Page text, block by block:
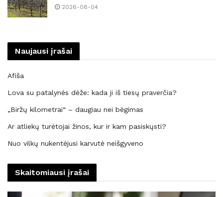
2026-08-04
Naujausi įrašai
Afiša
Lova su patalynės dėže: kada ji iš tiesų praverčia?
„Biržų kilometrai“ – daugiau nei bėgimas
Ar atliekų turėtojai žinos, kur ir kam pasiskųsti?
Nuo vilkų nukentėjusi karvutė neišgyveno
Skaitomiausi įrašai